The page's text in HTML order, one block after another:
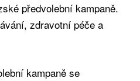
předvolební kampaně.
zdravotní péče a
kampaně se